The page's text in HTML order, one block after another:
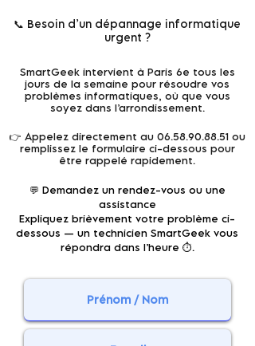
📞 Besoin d’un dépannage informatique
urgent ?
SmartGeek intervient à Paris 6e tous les
jours de la semaine pour résoudre vos
problèmes informatiques, où que vous
soyez dans l’arrondissement.
👉 Appelez directement au 06.58.90.88.51ou
remplissez le formulaire ci-dessous pour
être rappelé rapidement.
💬 Demandez un rendez-vous ou une
assistance
Expliquez brièvement votre problème ci-
dessous — un technicien SmartGeek vous
répondra dans l’heure ⏱️.